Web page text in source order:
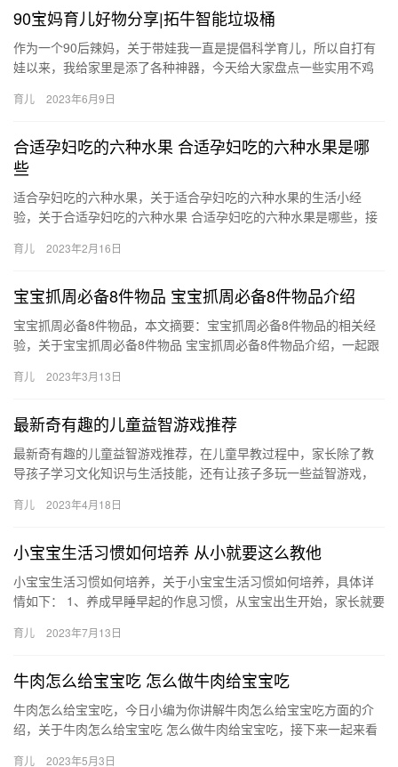
90宝妈育儿好物分享|拓牛智能垃圾桶
作为一个90后辣妈，关于带娃我一直是提倡科学育儿，所以自打有
娃以来，我给家里是添了各种神器，今天给大家盘点一些实用不鸡
育儿 2023年6月9日
合适孕妇吃的六种水果 合适孕妇吃的六种水果是哪
些
适合孕妇吃的六种水果，关于适合孕妇吃的六种水果的生活小经
验，关于合适孕妇吃的六种水果 合适孕妇吃的六种水果是哪些，接
适…
育儿 2023年2月16日
宝宝抓周必备8件物品 宝宝抓周必备8件物品介绍
宝宝抓周必备8件物品，本文摘要：宝宝抓周必备8件物品的相关经
验，关于宝宝抓周必备8件物品 宝宝抓周必备8件物品介绍，一起跟
育儿 2023年3月13日
最新奇有趣的儿童益智游戏推荐
最新奇有趣的儿童益智游戏推荐，在儿童早教过程中，家长除了教
导孩子学习文化知识与生活技能，还有让孩子多玩一些益智游戏，
游戏…
育儿 2023年4月18日
小宝宝生活习惯如何培养 从小就要这么教他
小宝宝生活习惯如何培养，关于小宝宝生活习惯如何培养，具体详
情如下： 1、养成早睡早起的作息习惯，从宝宝出生开始，家长就要
小…
育儿 2023年7月13日
牛肉怎么给宝宝吃 怎么做牛肉给宝宝吃
牛肉怎么给宝宝吃，今日小编为你讲解牛肉怎么给宝宝吃方面的介
绍，关于牛肉怎么给宝宝吃 怎么做牛肉给宝宝吃，接下来一起来看
育儿 2023年5月3日